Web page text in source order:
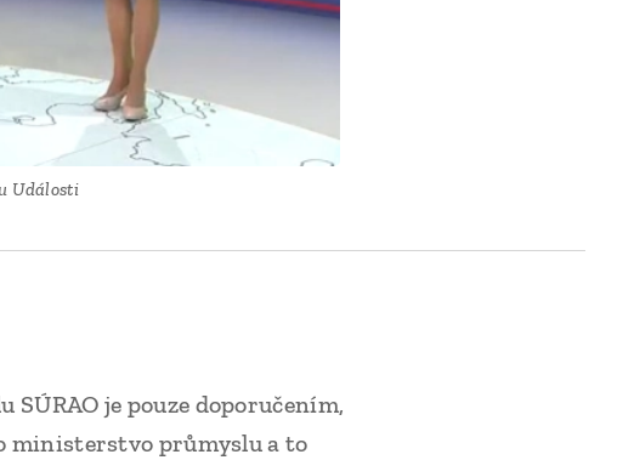
Události
je pouze doporučením,
ministerstvo průmyslu a to